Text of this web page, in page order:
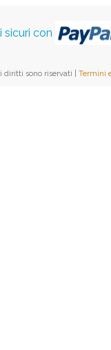
sicuri con
diritti sono riservati | Termini